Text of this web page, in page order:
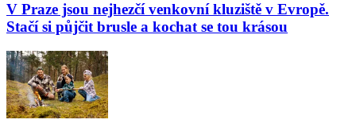
V Praze jsou nejhezčí venkovní kluziště v Evropě.
Stačí si půjčit brusle a kochat se tou krásou